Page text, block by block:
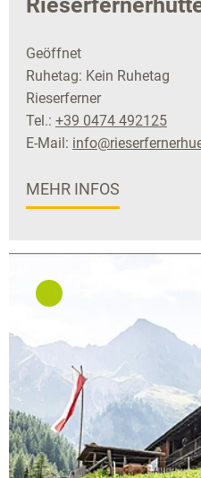
Geöffnet
Ruhetag: Kein Ruhetag
Rieserferner
Tel.: +39 0474 492125
E-Mail:
MEHR INFOS